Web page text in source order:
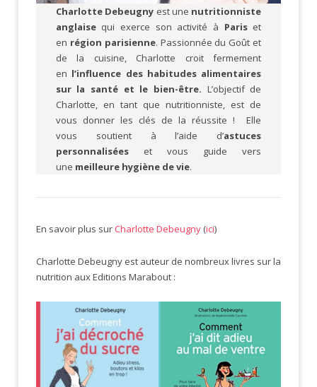
Charlotte Debeugny est une nutritionniste
anglaisequi exerce son activité à Pariset
en région parisienne. Passionnée du Goût et
de la cuisine, Charlotte croit fermement
en l’influence des habitudes alimentaires
sur la santé et le bien-être. L’objectif de
Charlotte, en tant que nutritionniste, est de
vous donner les clés de la réussite ! Elle
vous soutient à l’aide d’astuces
personnaliséeset vous guide vers
une meilleure hygiène de vie.
En savoir plus surCharlotte Debeugny (ici)
Charlotte Debeugny est auteur de nombreux livres sur la
nutrition aux Editions Marabout :